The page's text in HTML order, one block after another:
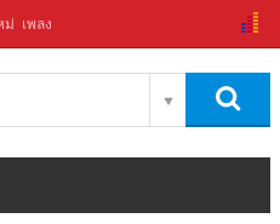
ม่ เพลง